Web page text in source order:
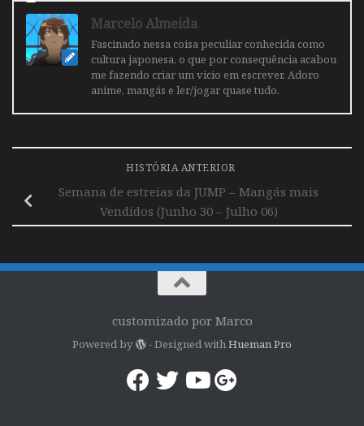
Marcelo Almeida
Fascinado nessa coisa peculiar conhecida como
cultura japonesa, o que por consequência acabou
me fazendo criar um vicio em escrever. Adoro
anime, mangás e ler/jogar quase tudo.
HISTÓRIA ANTERIOR
Semana de estreias da JUMP – Mangás mais
Vendidos (Junho 30 – Julho 06)
customizado por Marco
Powered by - Designed with Hueman Pro